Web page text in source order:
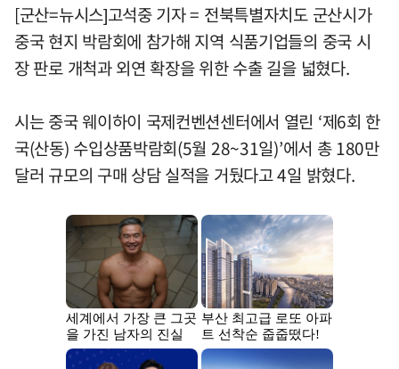
[군산=뉴시스]고석중 기자 = 전북특별자치도 군산시가
중국 현지 박람회에 참가해 지역 식품기업들의 중국 시
장 판로 개척과 외연 확장을 위한 수출 길을 넓혔다.
시는 중국 웨이하이 국제컨벤션센터에서 열린 ‘제6회 한
국(산동) 수입상품박람회(5월 28~31일)’에서 총 180만
달러 규모의 구매 상담 실적을 거뒀다고 4일 밝혔다.